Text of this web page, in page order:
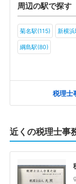
周辺の駅で探す
菊名駅(115) 新横
綱島駅(80)
税理士
近くの税理士事